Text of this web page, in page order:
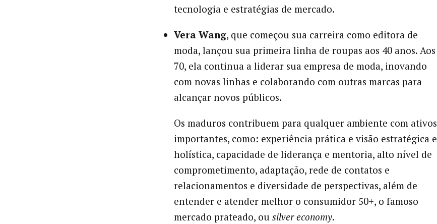
tecnologia e estratégias de mercado.
Vera Wang, que começou sua carreira como editora de
moda, lançou sua primeira linha de roupas aos 40 anos. Aos
70, ela continua a liderar sua empresa de moda, inovando
com novas linhas e colaborando com outras marcas para
alcançar novos públicos.
Os maduros contribuem para qualquer ambiente com ativos
importantes, como: experiência prática e visão estratégica e
holística, capacidade de liderança e mentoria, alto nível de
comprometimento, adaptação, rede de contatos e
relacionamentos e diversidade de perspectivas, além de
entender e atender melhor o consumidor 50+, o famoso
mercado prateado, ou silver economy.